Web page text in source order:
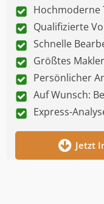
Hochmoderne
Qualifizierte
Schnelle
Größtes
Persönlicher
Auf Wunsch:
Express-
Jetzt